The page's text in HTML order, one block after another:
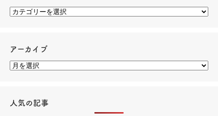
アーカイブ
人気の記事